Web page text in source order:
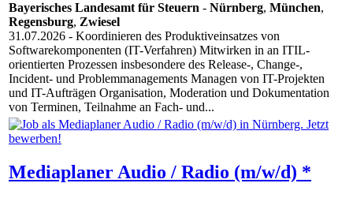
Bayerisches Landesamt für Steuern - Nürnberg, München,
Regensburg, Zwiesel
31.07.2026 - Koordinieren des Produktiveinsatzes von
Softwarekomponenten (IT-Verfahren) Mitwirken in an ITIL-
orientierten Prozessen insbesondere des Release-, Change-,
Incident- und Problemmanagements Managen von IT-Projekten
und IT-Aufträgen Organisation, Moderation und Dokumentation
von Terminen, Teilnahme an Fach- und...
Mediaplaner Audio / Radio (m/w/d) *